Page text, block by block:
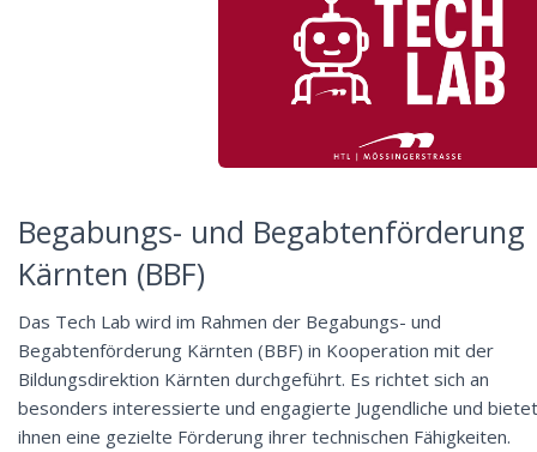
Begabungs- und Begabtenförderung
Kärnten (BBF)
Das Tech Lab wird im Rahmen der Begabungs- und
Begabtenförderung Kärnten (BBF) in Kooperation mit der
Bildungsdirektion Kärnten durchgeführt. Es richtet sich an
besonders interessierte und engagierte Jugendliche und bietet
ihnen eine gezielte Förderung ihrer technischen Fähigkeiten.